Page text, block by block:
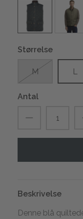
Størrelse
M L
Antal
Beskrivelse
Denne blå